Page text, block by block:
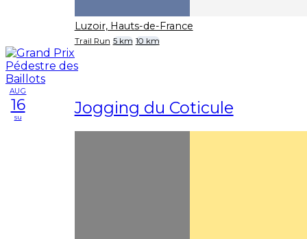
Luzoir, Hauts-de-France
Trail Run 5 km 10 km
AUG
16
su Jogging du Coticule